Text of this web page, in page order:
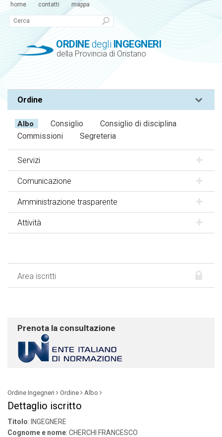
ORDINEdegli INGEGNERI
della Provincia di Oristano
home contatti mappa
Ordine
Albo Consiglio
Consiglio di disciplina
Commissioni
Segreteria
Servizi
Comunicazione
Amministrazione trasparente
Attività
Area iscritti
Prenota la consultazione
Ordine Ingegneri Ordine Albo
Dettaglio iscritto
Titolo: INGEGNERE
Cognome e nome: CHERCHI FRANCESCO